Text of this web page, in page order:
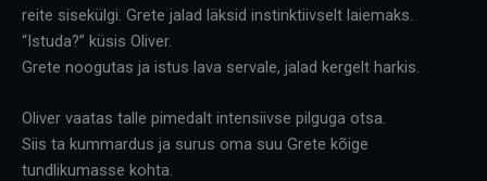
reite sisekülgi. Grete jalad läksid instinktiivselt laiemaks.
“Istuda?” küsis Oliver.
Grete noogutas ja istus lava servale, jalad kergelt harkis.
Oliver vaatas talle pimedalt intensiivse pilguga otsa.
Siis ta kummardus ja surus oma suu Grete kõige
tundlikumasse kohta.